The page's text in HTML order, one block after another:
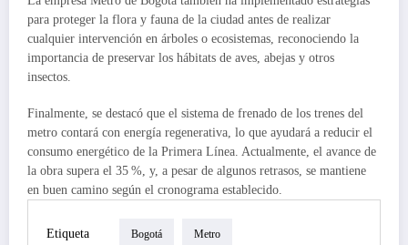
para proteger la flora y fauna de la ciudad antes de realizar
cualquier intervención en árboles o ecosistemas, reconociendo la
importancia de preservar los hábitats de aves, abejas y otros
insectos.
Finalmente, se destacó que el sistema de frenado de los trenes del
metro contará con energía regenerativa, lo que ayudará a reducir el
consumo energético de la Primera Línea. Actualmente, el avance de
la obra supera el 35 %, y, a pesar de algunos retrasos, se mantiene
en buen camino según el cronograma establecido.
Etiqueta Bogotá Metro